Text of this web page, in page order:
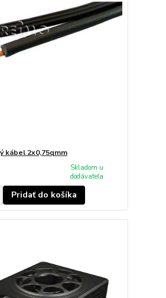
kábel 2x0,75qmm
Skladom u
dodávateľa
Pridať do košíka